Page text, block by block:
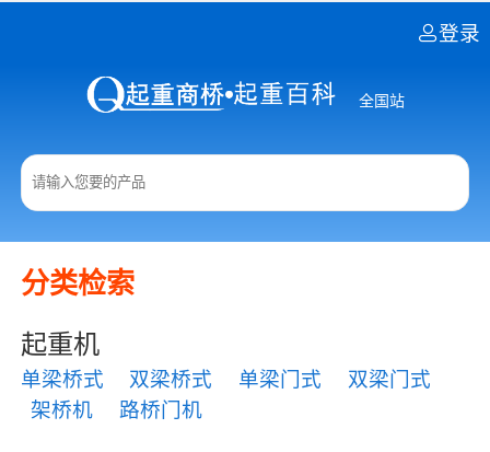
登录
全国站
分类检索
起重机
单梁桥式 双梁桥式 单梁门式
双梁门式
架桥机
路桥门机